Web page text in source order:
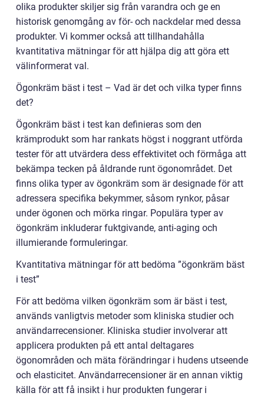
olika produkter skiljer sig från varandra och ge en
historisk genomgång av för- och nackdelar med dessa
produkter. Vi kommer också att tillhandahålla
kvantitativa mätningar för att hjälpa dig att göra ett
välinformerat val.
Ögonkräm bäst i test – Vad är det och vilka typer finns
det?
Ögonkräm bäst i test kan definieras som den
krämprodukt som har rankats högst i noggrant utförda
tester för att utvärdera dess effektivitet och förmåga att
bekämpa tecken på åldrande runt ögonområdet. Det
finns olika typer av ögonkräm som är designade för att
adressera specifika bekymmer, såsom rynkor, påsar
under ögonen och mörka ringar. Populära typer av
ögonkräm inkluderar fuktgivande, anti-aging och
illumierande formuleringar.
Kvantitativa mätningar för att bedöma ”ögonkräm bäst
i test”
För att bedöma vilken ögonkräm som är bäst i test,
används vanligtvis metoder som kliniska studier och
användarrecensioner. Kliniska studier involverar att
applicera produkten på ett antal deltagares
ögonområden och mäta förändringar i hudens utseende
och elasticitet. Användarrecensioner är en annan viktig
källa för att få insikt i hur produkten fungerar i